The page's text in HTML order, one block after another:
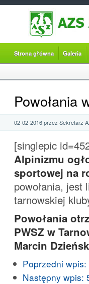
Strona główna Galeria
Powołania
02-02-2016 przez Sekretarz
[singlepic
Alpinizmu
sportowej na
powołania, jest
tarnowskiej
Powołania
PWSZ w
Marcin
Poprzedni wpis:
Następny wpis: